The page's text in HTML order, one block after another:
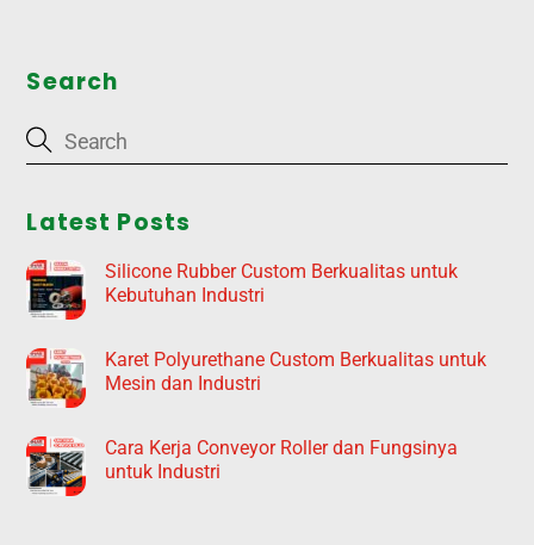
Search
Latest Posts
Silicone Rubber Custom Berkualitas untuk
Kebutuhan Industri
Karet Polyurethane Custom Berkualitas untuk
Mesin dan Industri
Cara Kerja Conveyor Roller dan Fungsinya
untuk Industri